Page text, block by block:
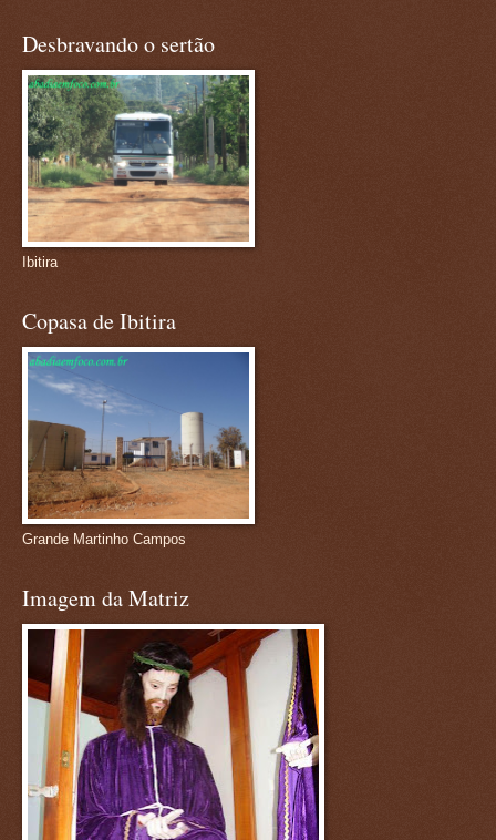
Desbravando o sertão
Ibitira
Copasa de Ibitira
Grande Martinho Campos
Imagem da Matriz